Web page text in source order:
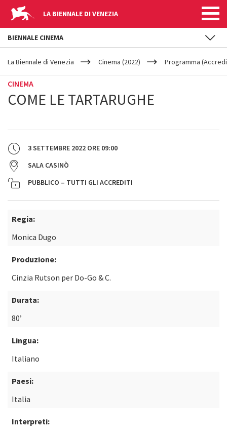
LA BIENNALE DI VENEZIA
YOUR
ARE
La Biennale di Venezia Cinema (2022) Programma
CINEMA
COME LE TARTARUGHE
3 SETTEMBRE 2022 ORE 09:00
SALA CASINÒ
PUBBLICO – TUTTI GLI ACCREDITI
Regia:
Monica Dugo
Produzione:
Cinzia Rutson per Do-Go & C.
Durata:
80’
Lingua:
Italiano
Paesi:
Italia
Interpreti:
BIENNALE CINEMA